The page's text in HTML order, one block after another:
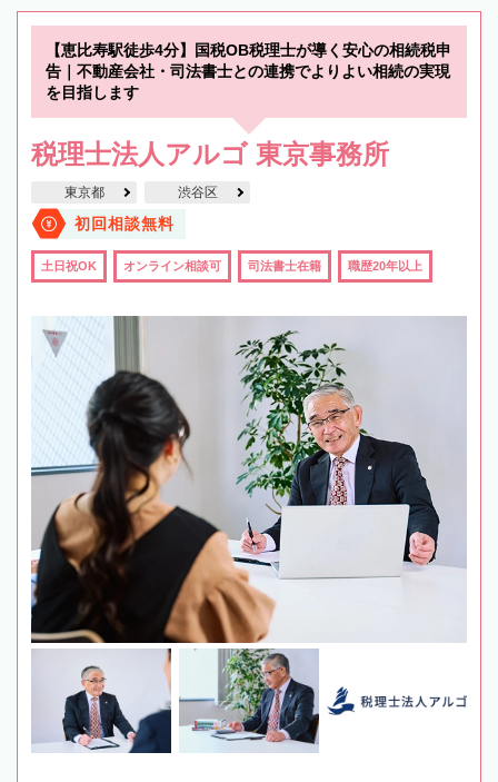
【恵比寿駅徒歩4分】国税OB税理士が導く安心の相続税申
告｜不動産会社・司法書士との連携でよりよい相続の実現
を目指します
税理士法人アルゴ 東京事務所
東京都 渋谷区
初回相談無料
土日祝OK オンライン相談可 司法書士在籍 職歴20年以上